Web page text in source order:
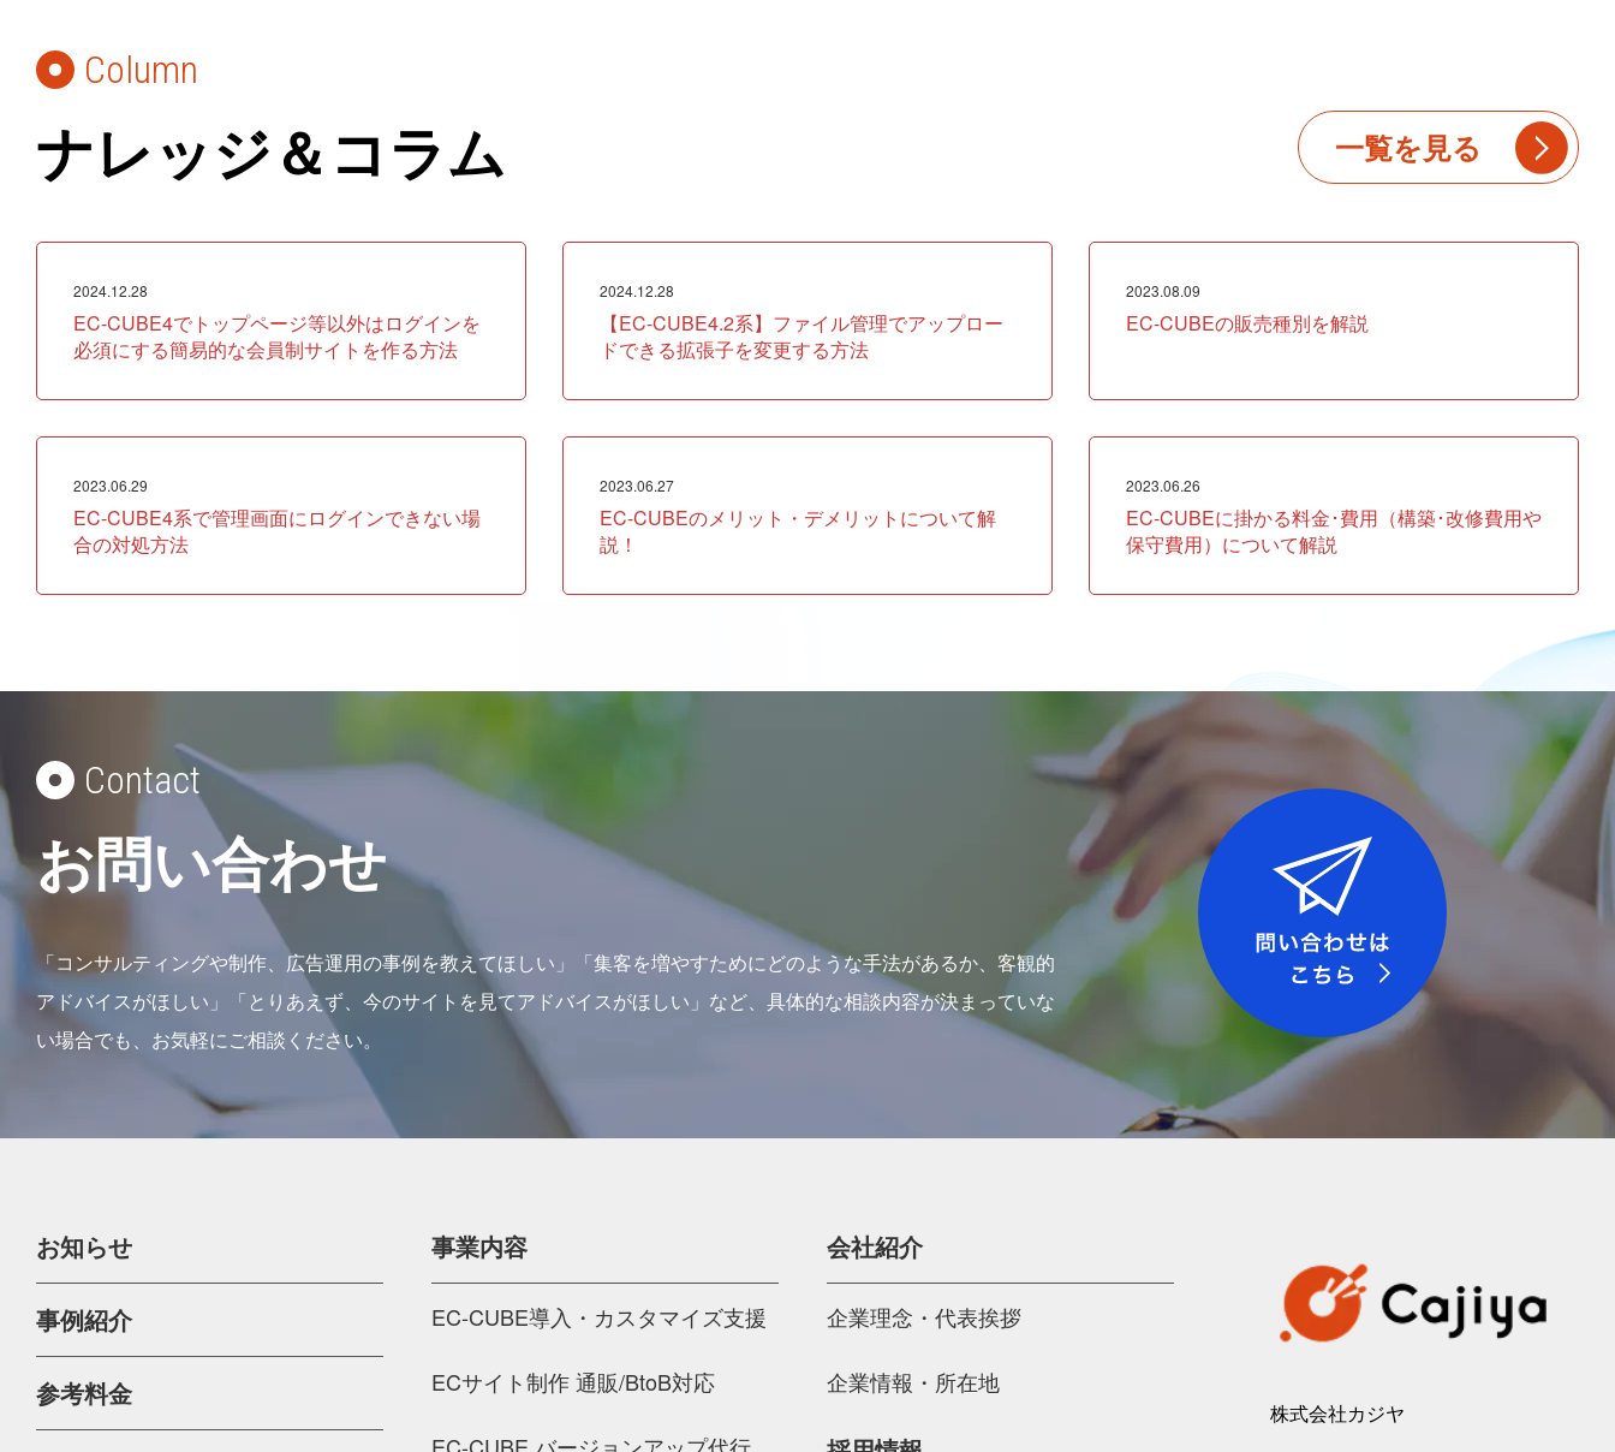
Column
ナレッジ＆コラム 一覧を見る
2024.12.28
EC-CUBE4でトップページ等以外はログインを
必須にする簡易的な会員制サイトを作る方法
2024.12.28
【EC-CUBE4.2系】ファイル管理でアップロー
ドできる拡張子を変更する方法
2023.08.09
EC-CUBEの販売種別を解説
2023.06.29
EC-CUBE4系で管理画面にログインできない場
合の対処方法
2023.06.27
EC-CUBEのメリット・デメリットについて解
説！
2023.06.26
EC-CUBEに掛かる料金･費用（構築･改修費用や
保守費用）について解説
Contact
お問い合わせ
「コンサルティングや制作、広告運用の事例を教えてほしい」「集客を増やすためにどのような手法があるか、客観的
アドバイスがほしい」「とりあえず、今のサイトを見てアドバイスがほしい」など、具体的な相談内容が決まっていな
い場合でも、お気軽にご相談ください。
お知らせ
事例紹介
参考料金
事業内容
EC-CUBE導入・カスタマイズ支援
ECサイト制作 通販/BtoB対応
EC-CUBE バージョンアップ代行
会社紹介
企業理念・代表挨拶
企業情報・所在地
株式会社カジヤ